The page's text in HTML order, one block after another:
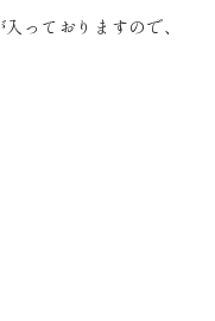
っておりますので、